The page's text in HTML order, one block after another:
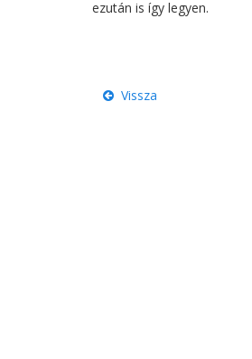
ezután is így legyen.
Vissza